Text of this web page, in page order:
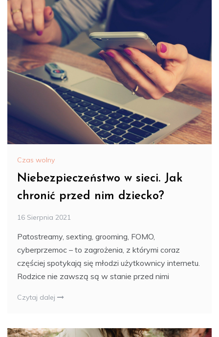
Czas wolny
Niebezpieczeństwo w sieci. Jak
chronić przed nim dziecko?
16 Sierpnia 2021
Patostreamy, sexting, grooming, FOMO,
cyberprzemoc – to zagrożenia, z którymi coraz
częściej spotykają się młodzi użytkownicy internetu.
Rodzice nie zawszą są w stanie przed nimi
Czytaj dalej